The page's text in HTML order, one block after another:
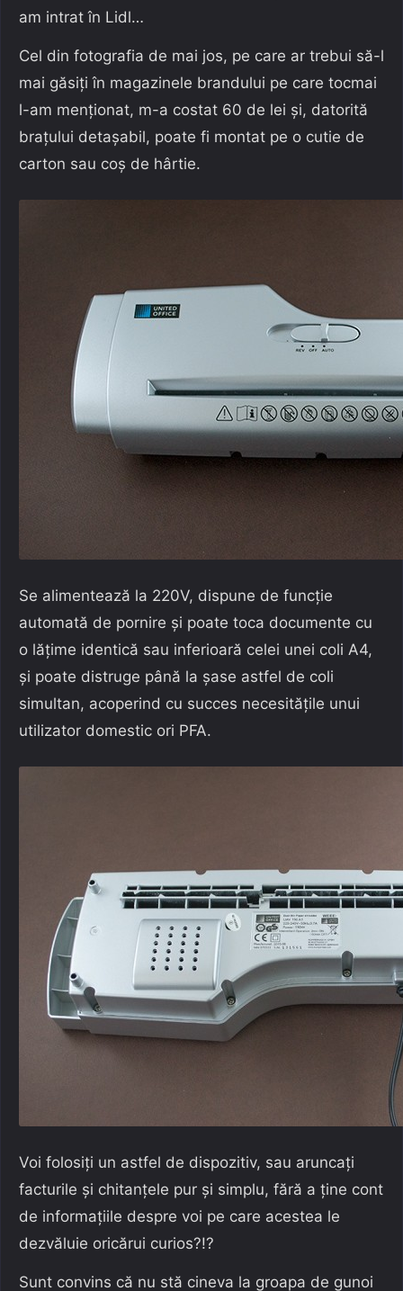
am intrat în Lidl…
Cel din fotografia de mai jos, pe care ar trebui să-l
mai găsiți în magazinele brandului pe care tocmai
l-am menționat, m-a costat 60 de lei și, datorită
brațului detașabil, poate fi montat pe o cutie de
carton sau coș de hârtie.
Se alimentează la 220V, dispune de funcție
automată de pornire și poate toca documente cu
o lățime identică sau inferioară celei unei coli A4,
și poate distruge până la șase astfel de coli
simultan, acoperind cu succes necesitățile unui
utilizator domestic ori PFA.
Voi folosiți un astfel de dispozitiv, sau aruncați
facturile și chitanțele pur și simplu, fără a ține cont
de informațiile despre voi pe care acestea le
dezvăluie oricărui curios?!?
Sunt convins că nu stă cineva la groapa de gunoi